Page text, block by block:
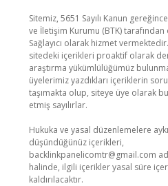
Sitemiz, 5651 Sayılı Kanun
ve İletişim Kurumu (BTK)
Sağlayıcı olarak hizmet
sitedeki içerikleri proaktif olarak
araştırma yükümlülüğümüz
üyelerimiz yazdıkları içeriklerin
taşımakta olup, siteye üye olarak
etmiş sayılırlar.
Hukuka ve yasal düzenlemelere
düşündüğünüz içerikleri,
backlinkpanelicomtr@gmail.com
halinde, ilgili içerikler yasal süre
kaldırılacaktır.